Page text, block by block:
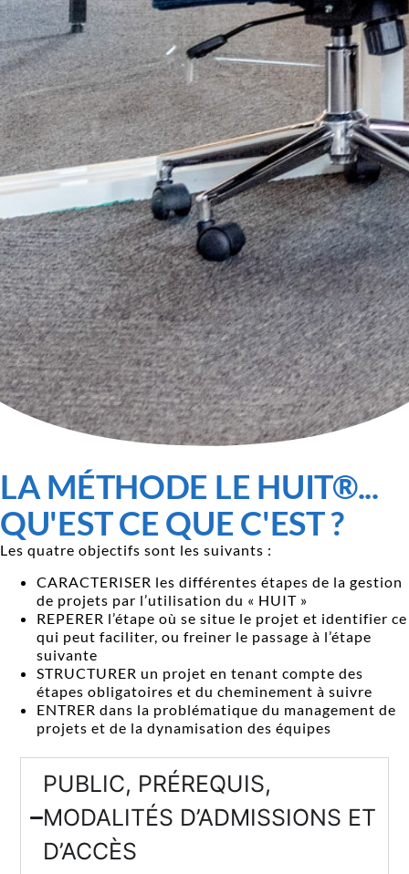
LA MÉTHODE LE HUIT®...
QU'EST CE QUE C'EST ?
Les quatre objectifs sont les suivants :
CARACTERISER les différentes étapes de la gestion
de projets par l’utilisation du « HUIT »
REPERER l’étape où se situe le projet et identifier ce
qui peut faciliter, ou freiner le passage à l’étape
suivante
STRUCTURER un projet en tenant compte des
étapes obligatoires et du cheminement à suivre
ENTRER dans la problématique du management de
projets et de la dynamisation des équipes
PUBLIC, PRÉREQUIS,
MODALITÉS D’ADMISSIONS ET
D’ACCÈS